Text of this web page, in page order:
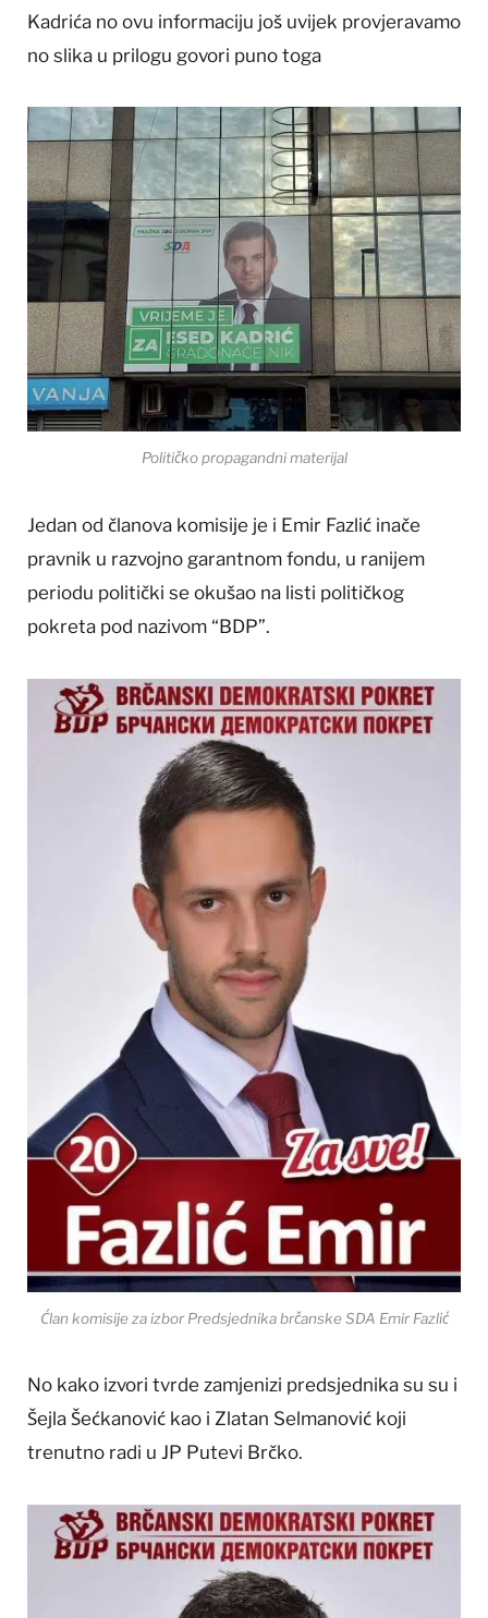
Kadrića no ovu informaciju još uvijek provjeravamo
no slika u prilogu govori puno toga
Političko propagandni materijal
Jedan od članova komisije je i Emir Fazlić inače
pravnik u razvojno garantnom fondu, u ranijem
periodu politički se okušao na listi političkog
pokreta pod nazivom “BDP”.
Ćlan komisije za izbor Predsjednika brčanske SDA Emir Fazlić
No kako izvori tvrde zamjenizi predsjednika su su i
Šejla Šećkanović kao i Zlatan Selmanović koji
trenutno radi u JP Putevi Brčko.